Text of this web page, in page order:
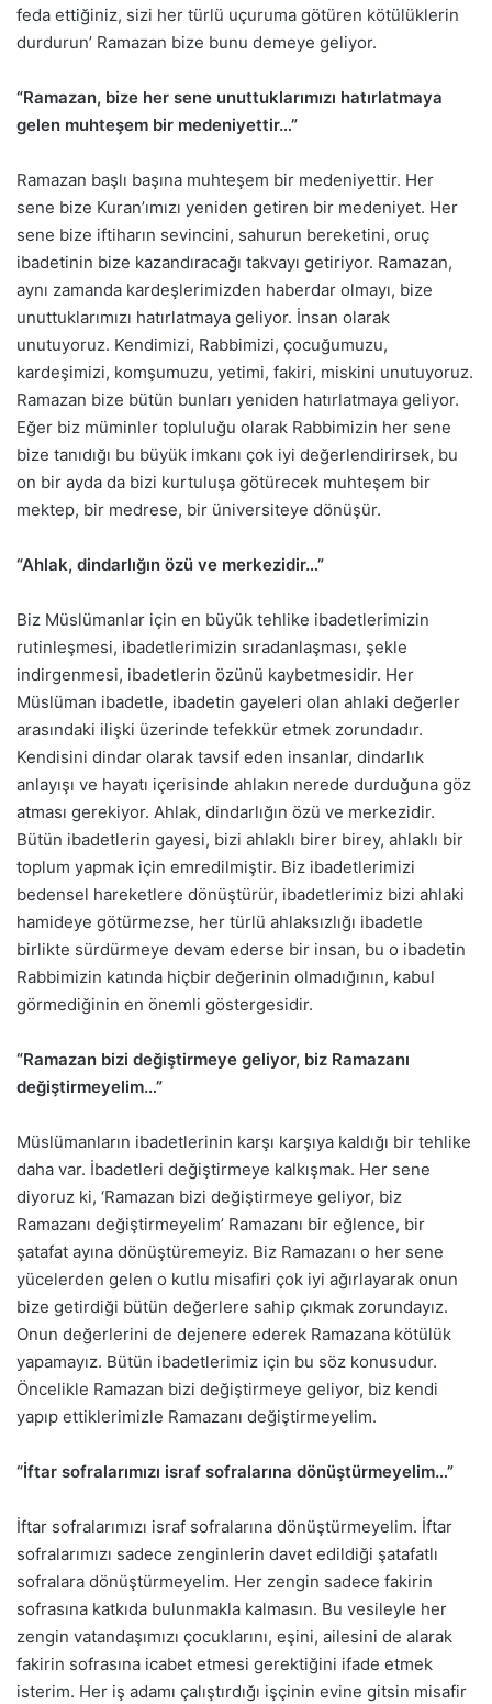
feda ettiğiniz, sizi her türlü uçuruma götüren kötülüklerin
durdurun’ Ramazan bize bunu demeye geliyor.
“Ramazan, bize her sene unuttuklarımızı hatırlatmaya
gelen muhteşem bir medeniyettir…”
Ramazan başlı başına muhteşem bir medeniyettir. Her
sene bize Kuran’ımızı yeniden getiren bir medeniyet. Her
sene bize iftiharın sevincini, sahurun bereketini, oruç
ibadetinin bize kazandıracağı takvayı getiriyor. Ramazan,
aynı zamanda kardeşlerimizden haberdar olmayı, bize
unuttuklarımızı hatırlatmaya geliyor. İnsan olarak
unutuyoruz. Kendimizi, Rabbimizi, çocuğumuzu,
kardeşimizi, komşumuzu, yetimi, fakiri, miskini unutuyoruz.
Ramazan bize bütün bunları yeniden hatırlatmaya geliyor.
Eğer biz müminler topluluğu olarak Rabbimizin her sene
bize tanıdığı bu büyük imkanı çok iyi değerlendirirsek, bu
on bir ayda da bizi kurtuluşa götürecek muhteşem bir
mektep, bir medrese, bir üniversiteye dönüşür.
“Ahlak, dindarlığın özü ve merkezidir…”
Biz Müslümanlar için en büyük tehlike ibadetlerimizin
rutinleşmesi, ibadetlerimizin sıradanlaşması, şekle
indirgenmesi, ibadetlerin özünü kaybetmesidir. Her
Müslüman ibadetle, ibadetin gayeleri olan ahlaki değerler
arasındaki ilişki üzerinde tefekkür etmek zorundadır.
Kendisini dindar olarak tavsif eden insanlar, dindarlık
anlayışı ve hayatı içerisinde ahlakın nerede durduğuna göz
atması gerekiyor. Ahlak, dindarlığın özü ve merkezidir.
Bütün ibadetlerin gayesi, bizi ahlaklı birer birey, ahlaklı bir
toplum yapmak için emredilmiştir. Biz ibadetlerimizi
bedensel hareketlere dönüştürür, ibadetlerimiz bizi ahlaki
hamideye götürmezse, her türlü ahlaksızlığı ibadetle
birlikte sürdürmeye devam ederse bir insan, bu o ibadetin
Rabbimizin katında hiçbir değerinin olmadığının, kabul
görmediğinin en önemli göstergesidir.
“Ramazan bizi değiştirmeye geliyor, biz Ramazanı
değiştirmeyelim…”
Müslümanların ibadetlerinin karşı karşıya kaldığı bir tehlike
daha var. İbadetleri değiştirmeye kalkışmak. Her sene
diyoruz ki, ‘Ramazan bizi değiştirmeye geliyor, biz
Ramazanı değiştirmeyelim’ Ramazanı bir eğlence, bir
şatafat ayına dönüştüremeyiz. Biz Ramazanı o her sene
yücelerden gelen o kutlu misafiri çok iyi ağırlayarak onun
bize getirdiği bütün değerlere sahip çıkmak zorundayız.
Onun değerlerini de dejenere ederek Ramazana kötülük
yapamayız. Bütün ibadetlerimiz için bu söz konusudur.
Öncelikle Ramazan bizi değiştirmeye geliyor, biz kendi
yapıp ettiklerimizle Ramazanı değiştirmeyelim.
“İftar sofralarımızı israf sofralarına dönüştürmeyelim…”
İftar sofralarımızı israf sofralarına dönüştürmeyelim. İftar
sofralarımızı sadece zenginlerin davet edildiği şatafatlı
sofralara dönüştürmeyelim. Her zengin sadece fakirin
sofrasına katkıda bulunmakla kalmasın. Bu vesileyle her
zengin vatandaşımızı çocuklarını, eşini, ailesini de alarak
fakirin sofrasına icabet etmesi gerektiğini ifade etmek
isterim. Her iş adamı çalıştırdığı işçinin evine gitsin misafir